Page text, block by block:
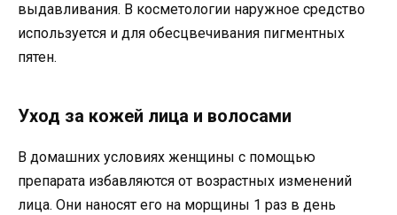
выдавливания. В косметологии наружное средство
используется и для обесцвечивания пигментных
пятен.
Уход за кожей лица и волосами
В домашних условиях женщины с помощью
препарата избавляются от возрастных изменений
лица. Они наносят его на морщины 1 раз в день